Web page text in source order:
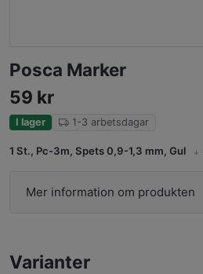
Posca Marker
59 kr
I lager 1-3 arbetsdagar
1 St., Pc-3m, Spets 0,9-1,3 mm, Gul
Mer information om produkten
Varianter